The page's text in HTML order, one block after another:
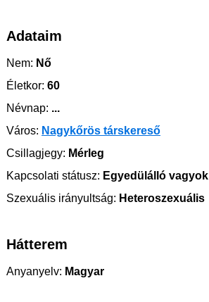
Adataim
Nem: Nő
Életkor: 60
Névnap: ...
Város: Nagykőrös társkereső
Csillagjegy: Mérleg
Kapcsolati státusz: Egyedülálló vagyok
Szexuális irányultság: Heteroszexuális
Hátterem
Anyanyelv: Magyar